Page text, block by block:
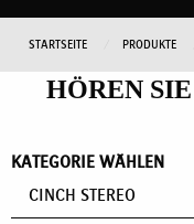
STARTSEITE PRODUKTE
HÖREN
KATEGORIE WÄHLEN
CINCH STEREO